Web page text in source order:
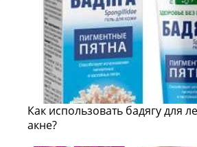
Как использовать бадягу для
акне?